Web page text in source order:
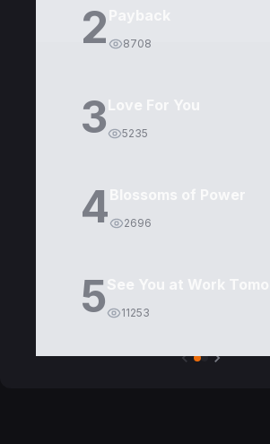
2 8708
3 5235
4 2696
5 11253